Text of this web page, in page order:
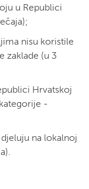
u Republici
nisu koristile
zaklade (u 3
Hrvatskoj
-
na lokalnoj